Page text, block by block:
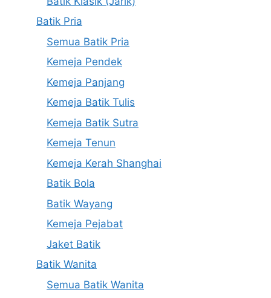
Batik Pria
Semua Batik Pria
Kemeja Pendek
Kemeja Panjang
Kemeja Batik Tulis
Kemeja Batik Sutra
Kemeja Tenun
Kemeja Kerah Shanghai
Batik Bola
Batik Wayang
Kemeja Pejabat
Jaket Batik
Batik Wanita
Semua Batik Wanita